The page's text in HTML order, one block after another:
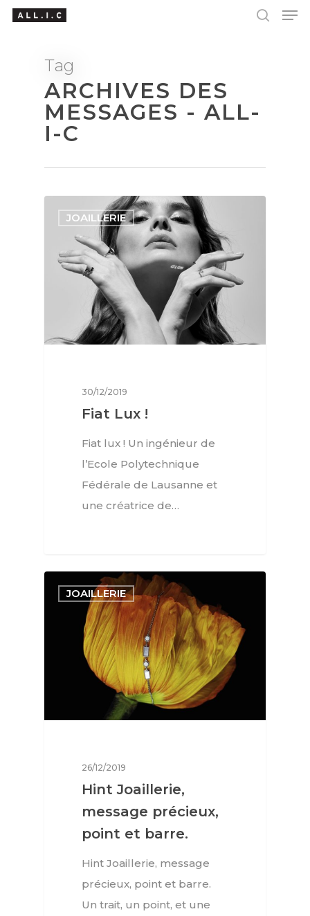
Hit enter to search or ESC to close
Tag
ARCHIVES DES
MESSAGES - ALL-
I-C
JOAILLERIE
30/12/2019
Fiat Lux !
Fiat lux ! Un ingénieur de
l’Ecole Polytechnique
Fédérale de Lausanne et
une créatrice de…
JOAILLERIE
26/12/2019
Hint Joaillerie,
message précieux,
point et barre.
Hint Joaillerie, message
précieux, point et barre.
Un trait, un point, et une
Interviews
Mode
Horlogerie